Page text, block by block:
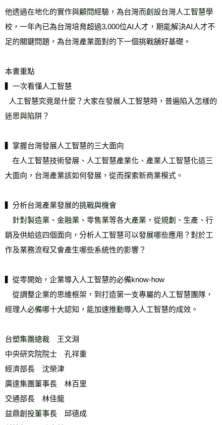
他透過在地化的實作與顧問經驗，為台灣而創設台灣人工智慧學
校，一年內已為台灣培育超過3,000位AI人才，期能解決AI人才不
足的關鍵問題，為台灣產業面對的下一個挑戰舖好基礎。
本書重點
▍一次看懂人工智慧
迷思與陷阱？
▍掌握台灣發展人工智慧的三大面向
在人工智慧技術發展、人工智慧產業化、產業人工智慧化這三
大面向，台灣產業該如何發展，從而探索新商業模式。
▍分析台灣產業發展的挑戰與機會
針對製造業、金融業、零售業等各大產業，從規劃、生產、行
銷及供給這四個面向，分析人工智慧可以發展哪些應用？對於工
作及業務流程又會產生哪些系統性的影響？
▍從零開始，企業導入人工智慧的必備know-how
從調整企業的思維框架，到打造第一支專屬的人工智慧團隊，
經理人必備哪十大認知，能加速推動導入人工智慧的成效。
台塑集團總裁　王文淵
中央研究院院士　孔祥重
經濟部長　沈榮津
廣達集團董事長　林百里
交通部長　林佳龍
益鼎創投董事長　邱德成